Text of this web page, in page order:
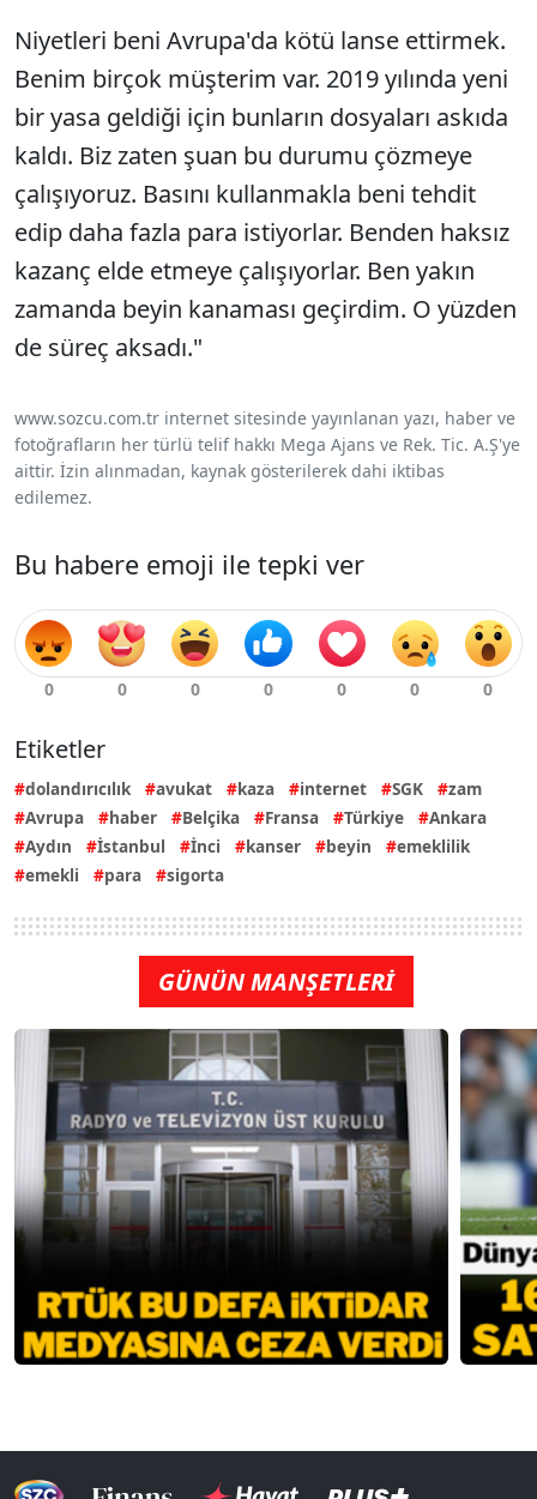
Niyetleri beni Avrupa'da kötü lanse ettirmek.
Benim birçok müşterim var. 2019 yılında yeni
bir yasa geldiği için bunların dosyaları askıda
kaldı. Biz zaten şuan bu durumu çözmeye
çalışıyoruz. Basını kullanmakla beni tehdit
edip daha fazla para istiyorlar. Benden haksız
kazanç elde etmeye çalışıyorlar. Ben yakın
zamanda beyin kanaması geçirdim. O yüzden
de süreç aksadı."
www.sozcu.com.tr internet sitesinde yayınlanan yazı, haber ve
fotoğrafların her türlü telif hakkı Mega Ajans ve Rek. Tic. A.Ş'ye
aittir. İzin alınmadan, kaynak gösterilerek dahi iktibas
edilemez.
Bu habere emoji ile tepki ver
Etiketler
dolandırıcılık avukat kaza internet SGK
zam
Avrupa
haber Belçika Fransa Türkiye
Ankara
Aydın
İstanbul İnci kanser beyin
emeklilik
emekli
para sigorta
GÜNÜN MANŞETLERİ